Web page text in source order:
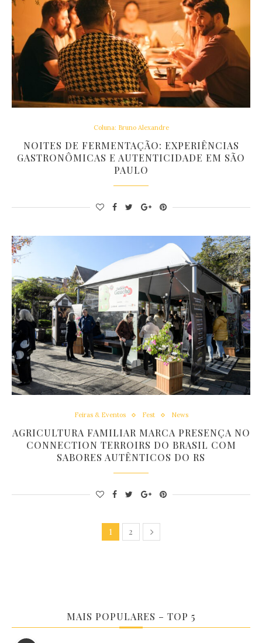
Coluna: Bruno Alexandre
NOITES DE FERMENTAÇÃO: EXPERIÊNCIAS
GASTRONÔMICAS E AUTENTICIDADE EM SÃO
PAULO
Feiras & Eventos Fest News
AGRICULTURA FAMILIAR MARCA PRESENÇA NO
CONNECTION TERROIRS DO BRASIL COM
SABORES AUTÊNTICOS DO RS
1 2
MAIS POPULARES – TOP 5